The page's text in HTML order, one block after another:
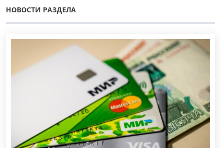
НОВОСТИ РАЗДЕЛА